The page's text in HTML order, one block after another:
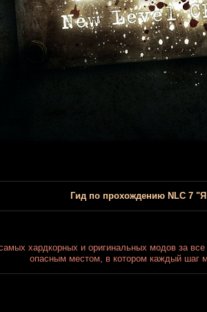
Гид по прохождению NLC 7
хардкорных и оригинальных модов за
опасным местом, в котором каждый шаг